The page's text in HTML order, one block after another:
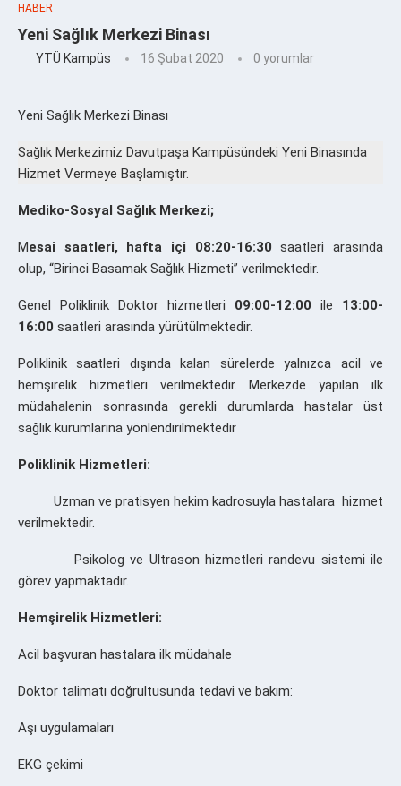
HABER
Yeni Sağlık Merkezi Binası
YTÜ Kampüs 16 Şubat 2020 0 yorumlar
Yeni Sağlık Merkezi Binası
Sağlık Merkezimiz Davutpaşa Kampüsündeki Yeni Binasında
Hizmet Vermeye Başlamıştır.
Mediko-Sosyal Sağlık Merkezi;
Mesai saatleri, hafta içi 08:20-16:30 saatleri arasında
olup, “Birinci Basamak Sağlık Hizmeti” verilmektedir.
Genel Poliklinik Doktor hizmetleri 09:00-12:00 ile 13:00-
16:00 saatleri arasında yürütülmektedir.
Poliklinik saatleri dışında kalan sürelerde yalnızca acil ve
hemşirelik hizmetleri verilmektedir. Merkezde yapılan ilk
müdahalenin sonrasında gerekli durumlarda hastalar üst
sağlık kurumlarına yönlendirilmektedir
Poliklinik Hizmetleri:
Uzman ve pratisyen hekim kadrosuyla hastalara hizmet
verilmektedir.
Psikolog ve Ultrason hizmetleri randevu sistemi ile
görev yapmaktadır.
Hemşirelik Hizmetleri:
Acil başvuran hastalara ilk müdahale
Doktor talimatı doğrultusunda tedavi ve bakım:
Aşı uygulamaları
EKG çekimi